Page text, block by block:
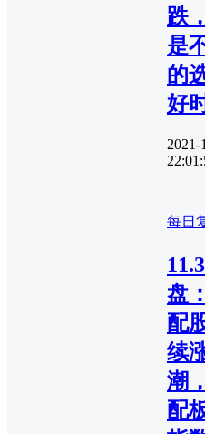
跌
是
的
好
2021-
每日
盘
配
续
潮
配